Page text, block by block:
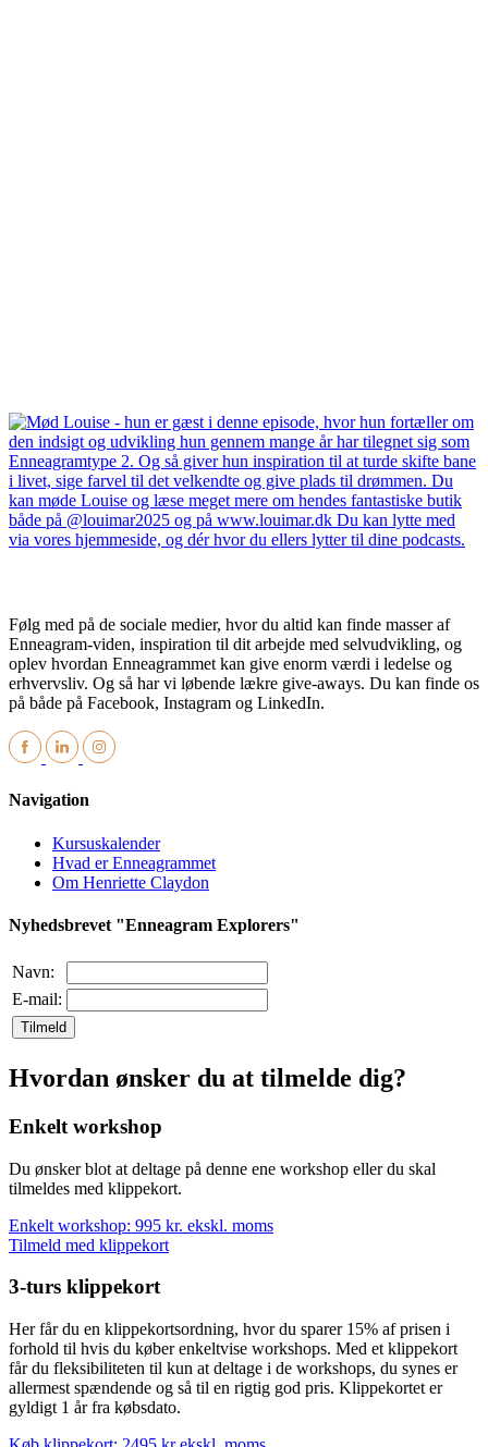
Følg med på de sociale medier, hvor du altid kan finde masser af
Enneagram-viden, inspiration til dit arbejde med selvudvikling, og
oplev hvordan Enneagrammet kan give enorm værdi i ledelse og
erhvervsliv. Og så har vi løbende lækre give-aways. Du kan finde os
på både på Facebook, Instagram og LinkedIn.
Navigation
Kursuskalender
Hvad er Enneagrammet
Om Henriette Claydon
Nyhedsbrevet "Enneagram Explorers"
Navn:
E-mail:
Tilmeld
Hvordan ønsker du at tilmelde dig?
Enkelt workshop
Du ønsker blot at deltage på denne ene workshop eller du skal
tilmeldes med klippekort.
Enkelt workshop: 995 kr. ekskl. moms
Tilmeld med klippekort
3-turs klippekort
Her får du en klippekortsordning, hvor du sparer 15% af prisen i
forhold til hvis du køber enkeltvise workshops. Med et klippekort
får du fleksibiliteten til kun at deltage i de workshops, du synes er
allermest spændende og så til en rigtig god pris. Klippekortet er
gyldigt 1 år fra købsdato.